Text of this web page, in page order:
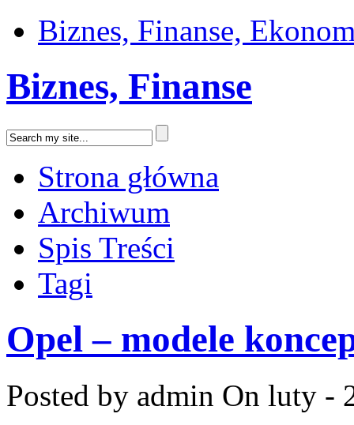
Biznes, Finanse,
Biznes, Finanse
Strona główna
Archiwum
Spis Treści
Tagi
Opel – modele
Posted by admin On luty -